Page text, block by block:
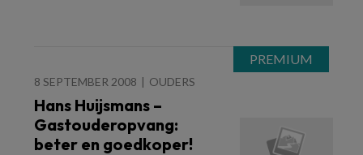
8 SEPTEMBER 2008 OUDERS
Hans Huijsmans –
Gastouderopvang:
beter en goedkoper!